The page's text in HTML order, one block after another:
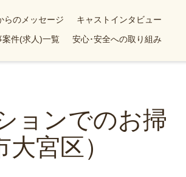
らのメッセージ
キャストインタビュー
案件(求人)一覧 安心･安全への取り組み
ョンでのお掃
宮区）